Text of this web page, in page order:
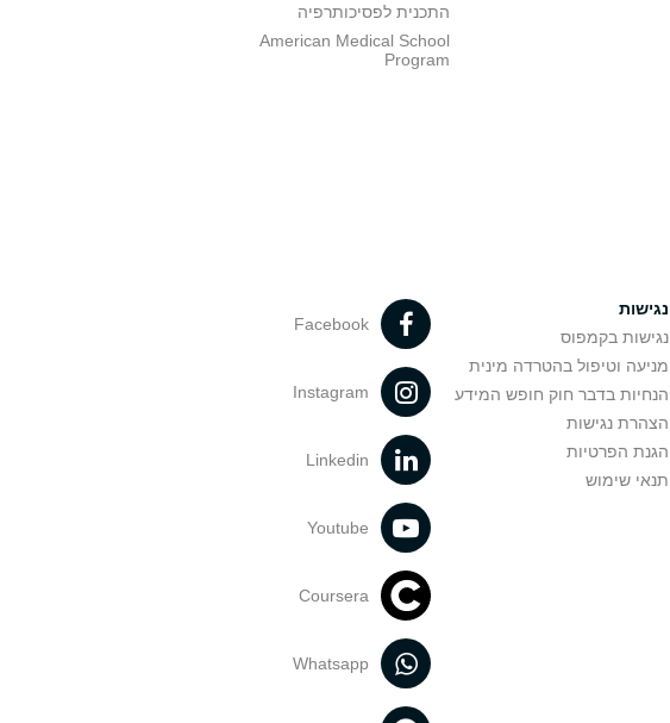
התכנית לפסיכותרפיה
American Medical School
Program
נגישות
נגישות בקמפוס
מניעה וטיפול בהטרדה מינית
הנחיות בדבר חוק חופש המידע
הצהרת נגישות
הגנת הפרטיות
תנאי שימוש
Facebook
Instagram
Linkedin
Youtube
Coursera
Whatsapp